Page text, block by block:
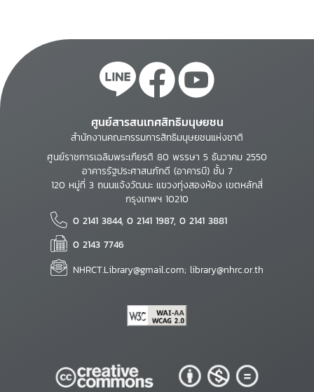
ศูนย์สารสนเทศสิทธิมนุษยชน
สำนักงานคณะกรรมการสิทธิมนุษยชนแห่งชาติ
ศูนย์ราชการเฉลิมพระเกียรติ 80 พรรษา 5 ธันวาคม 2550
อาคารรัฐประศาสนภักดี (อาคารบี) ชั้น 7
120 หมู่ที่ 3 ถนนแจ้งวัฒนะ แขวงทุ่งสองห้อง เขตหลักสี่
กรุงเทพฯ 10210
0 2141 3844, 0 2141 1987, 0 2141 3881
0 2143 7746
NHRCT.Library@gmail.com; library@nhrc.or.th